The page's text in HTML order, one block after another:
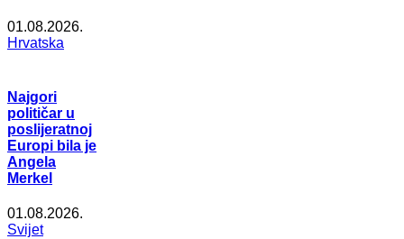
01.08.2026.
Hrvatska
Najgori
političar u
poslijeratnoj
Europi bila je
Angela
Merkel
01.08.2026.
Svijet